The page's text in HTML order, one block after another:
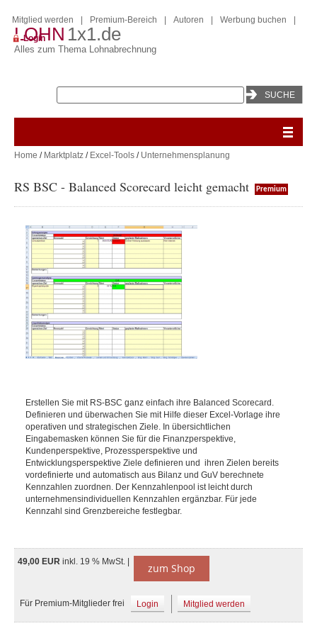
LOHN 1x1.de
Alles zum Thema Lohnabrechnung
Mitglied werden Premium-Bereich Autoren Werbung buchen
Login
Home / Marktplatz / Excel-Tools / Unternehmensplanung
RS BSC - Balanced Scorecard leicht gemacht Premium
Erstellen Sie mit RS-BSC ganz einfach ihre Balanced Scorecard.
Definieren und überwachen Sie mit Hilfe dieser Excel-Vorlage ihre
operativen und strategischen Ziele. In übersichtlichen
Eingabemasken können Sie für die Finanzperspektive,
Kundenperspektive, Prozessperspektive und
Entwicklungsperspektive Ziele definieren und ihren Zielen bereits
vordefinierte und automatisch aus Bilanz und GuV berechnete
Kennzahlen zuordnen. Der Kennzahlenpool ist leicht durch
unternehmensindividuellen Kennzahlen ergänzbar. Für jede
Kennzahl sind Grenzbereiche festlegbar.
49,00 EUR inkl. 19 % MwSt. | zum Shop
Für Premium-Mitglieder frei Login Mitglied werden